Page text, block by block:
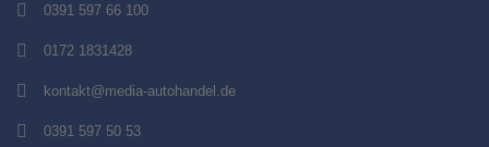
0391 597 66 100
0172 1831428
kontakt@media-autohandel.de
0391 597 50 53